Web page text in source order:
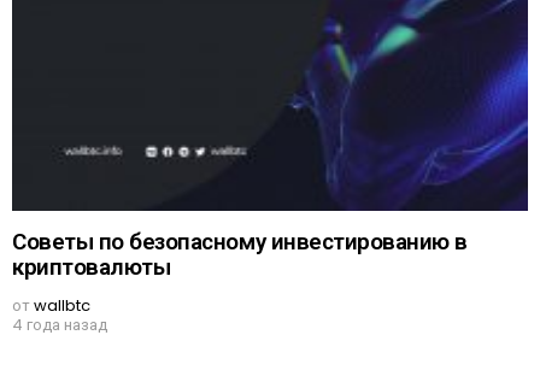
Советы по безопасному инвестированию в
криптовалюты
отwallbtc
4 года назад